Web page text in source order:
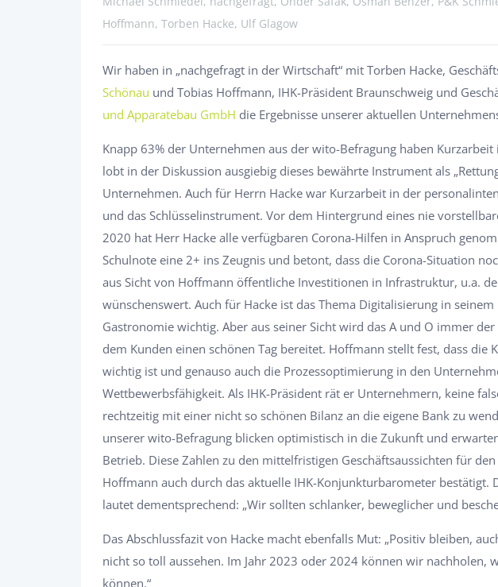
Hoffmann, Torben Hacke, Ulf Glagow
Wir haben in „nachgefragt in der Wirtschaft“ mit Torben Hacke,
Schönau und Tobias Hoffmann, IHK-Präsident Braunschweig und
und Apparatebau GmbH die Ergebnisse unserer aktuellen
Knapp 63% der Unternehmen aus der wito-Befragung haben
lobt in der Diskussion ausgiebig dieses bewährte Instrument als
Unternehmen. Auch für Herrn Hacke war Kurzarbeit in der
und das Schlüsselinstrument. Vor dem Hintergrund eines nie
2020 hat Herr Hacke alle verfügbaren Corona-Hilfen in Anspruch
Schulnote eine 2+ ins Zeugnis und betont, dass die Corona-Situation
aus Sicht von Hoffmann öffentliche Investitionen in Infrastruktur, u.a.
wünschenswert. Auch für Hacke ist das Thema Digitalisierung in
Gastronomie wichtig. Aber aus seiner Sicht wird das A und O immer
dem Kunden einen schönen Tag bereitet. Hoffmann stellt fest, dass die
wichtig ist und genauso auch die Prozessoptimierung in den
Wettbewerbsfähigkeit. Als IHK-Präsident rät er Unternehmern, keine
rechtzeitig mit einer nicht so schönen Bilanz an die eigene Bank zu
unserer wito-Befragung blicken optimistisch in die Zukunft und
Betrieb. Diese Zahlen zu den mittelfristigen Geschäftsaussichten für
Hoffmann auch durch das aktuelle IHK-Konjunkturbarometer bestätigt.
lautet dementsprechend: „Wir sollten schlanker, beweglicher und
Das Abschlussfazit von Hacke macht ebenfalls Mut: „Positiv bleiben,
nicht so toll aussehen. Im Jahr 2023 oder 2024 können wir nachholen,
können.“